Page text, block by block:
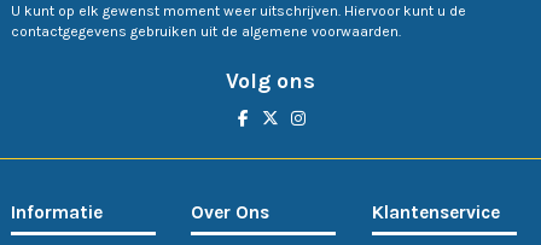
U kunt op elk gewenst moment weer uitschrijven. Hiervoor kunt u de
contactgegevens gebruiken uit de algemene voorwaarden.
Volg ons
Informatie Over Ons Klantenservice